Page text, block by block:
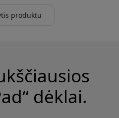
produktu
dėklai.